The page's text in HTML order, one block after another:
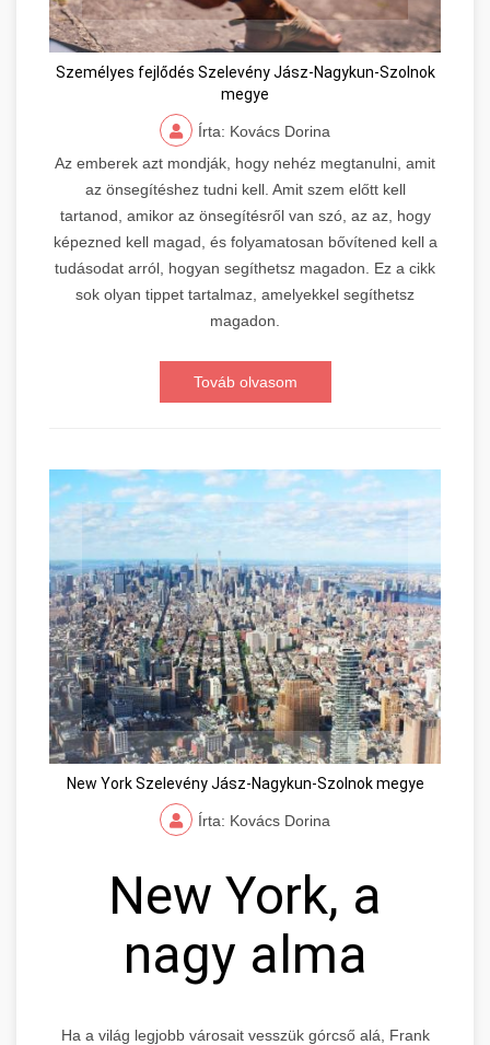
Személyes fejlődés Szelevény Jász-Nagykun-Szolnok
megye
Írta: Kovács Dorina
Az emberek azt mondják, hogy nehéz megtanulni, amit
az önsegítéshez tudni kell. Amit szem előtt kell
tartanod, amikor az önsegítésről van szó, az az, hogy
képezned kell magad, és folyamatosan bővítened kell a
tudásodat arról, hogyan segíthetsz magadon. Ez a cikk
sok olyan tippet tartalmaz, amelyekkel segíthetsz
magadon.
Továb olvasom
New York Szelevény Jász-Nagykun-Szolnok megye
Írta: Kovács Dorina
New York, a
nagy alma
Ha a világ legjobb városait vesszük górcső alá, Frank